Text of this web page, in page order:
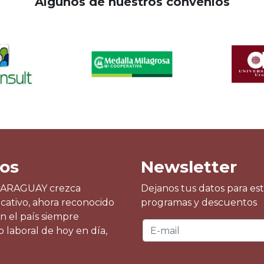
crezca
ahora reconocido
el país siempre
laboral de hoy en día,
¡Excelente!
elevados
MZambrano
Newsletter
Dejanos tus datos para
programas y descuentos